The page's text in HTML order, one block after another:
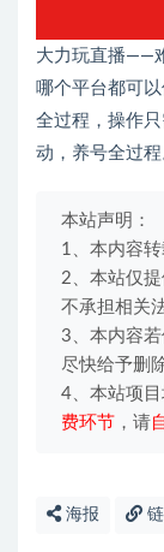
大力玩直播——
哪个平台都可
全过程，操作
动，养号全过
本站声明：
1、本内容
2、本站仅
不承担相关
3、本内容
尽快给予删
4、本站项目
费环节 ，请
海报